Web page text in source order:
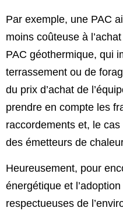
Par exemple, une PAC
moins coûteuse à
PAC géothermique, qui
terrassement ou de
du prix d’achat de
prendre en compte les
raccordements et, le
des émetteurs de
Heureusement, pour
énergétique et
respectueuses de